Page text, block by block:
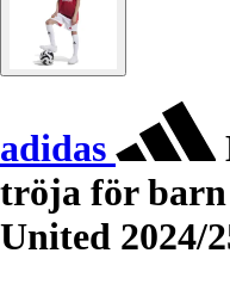
adidas
tröja för barn
United 2024/